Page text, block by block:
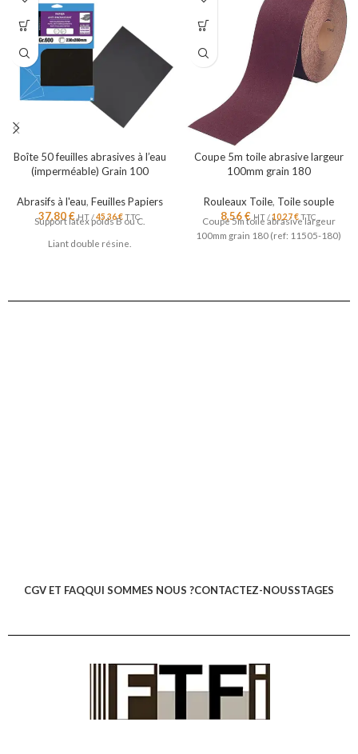
Boîte 50 feuilles abrasives à l’eau
(imperméable) Grain 100
Abrasifs à l'eau, Feuilles Papiers
37,80€ HT /45,36€TTC
Support latex poids B ou C.
Liant double résine.
Coupe 5m toile abrasive largeur
100mm grain 180
Rouleaux Toile, Toile souple
8,56€ HT /10,27€TTC
Coupe 5m toile abrasive largeur
100mm grain 180 (ref: 11505-180)
CGV ET FAQQUI SOMMES NOUS ?CONTACTEZ-NOUSSTAGES